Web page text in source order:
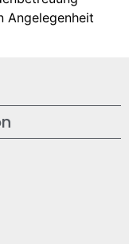
Angelegenheit